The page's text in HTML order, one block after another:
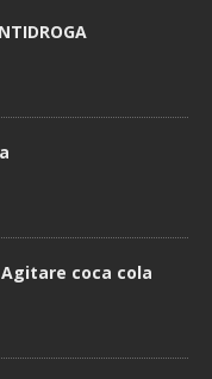
coca cola